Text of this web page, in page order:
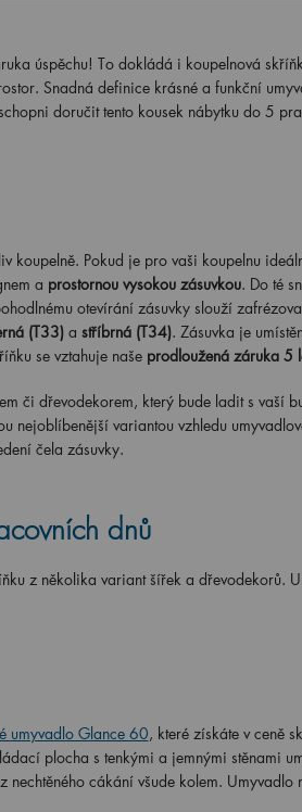
úspěchu! To dokládá i koupelnová
Snadná definice krásné a funkční
doručit tento kousek nábytku do 5
koupelně. Pokud je pro vaši koupelnu
a prostornou vysokou zásuvkou. Do té
otevírání zásuvky slouží
(T33)a stříbrná (T34). Zásuvka je
se vztahuje naše prodloužená záruka 5
či dřevodekorem, který bude ladit s vaší
nejoblíbenější variantou vzhledu
čela zásuvky.
dnů
z několika variant šířek a dřevodekorů.
umyvadlo Glance 60, které získáte v ceně
plocha s tenkými a jemnými stěnami
cákání všude kolem. Umyvadlo